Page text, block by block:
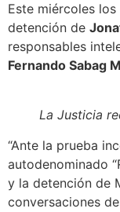
Este miércoles
detención de
responsables
Fernando Sabag
La Justicia
“Ante la prueba
autodenominado
y la detención de
conversaciones